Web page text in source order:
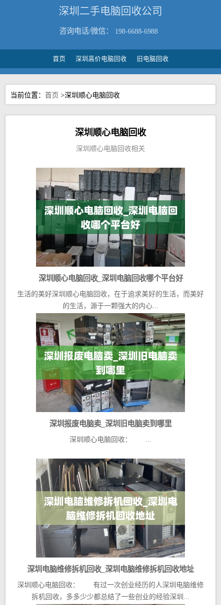
深圳二手电脑回收公司
咨询电话/微信： 198-6688-6988
首页 深圳高价电脑回收 旧电脑回收
当前位置： 首页 >深圳顺心电脑回收
深圳顺心电脑回收
深圳顺心电脑回收相关
深圳顺心电脑回收_深圳电脑回收哪个平台好
生活的美好深圳顺心电脑回收，在于追求美好的生活，而美好
的生活，源于一颗强大的内心...
深圳报废电脑卖_深圳旧电脑卖到哪里
深圳顺心电脑回收： ...
深圳电脑维修拆机回收_深圳电脑维修拆机回收地址
深圳顺心电脑回收： 有过一次创业经历的人深圳电脑维修
拆机回收，多多少少都总结了一些创业的经验深圳...